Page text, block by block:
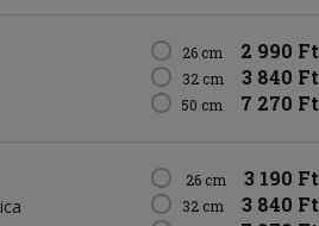
26 cm 2 990 Ft
32 cm 3 840 Ft
50 cm 7 270 Ft
26 cm 3 190 Ft
32 cm 3 840 Ft